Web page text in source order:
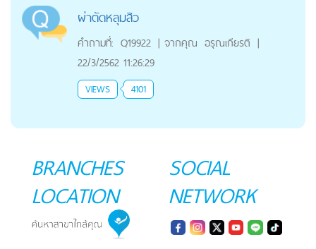
ผ่าตัดหลุมสิว
คำถามที่: Q19922 | จากคุณ อรุณเกียรติ |
22/3/2562 11:26:29
VIEWS 4101
BRANCHES
LOCATION
SOCIAL
NETWORK